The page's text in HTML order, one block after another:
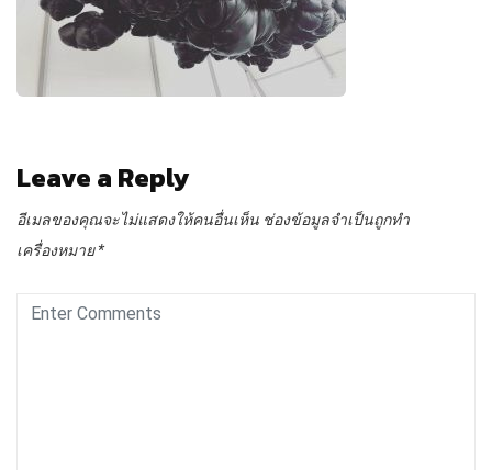
Leave a Reply
อีเมลของคุณจะไม่แสดงให้คนอื่นเห็น ช่องข้อมูลจำเป็นถูกทำ
เครื่องหมาย*